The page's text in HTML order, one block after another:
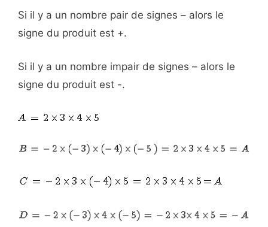
Si il y a un nombre pair de signes – alors le
signe du produit est +.
Si il y a un nombre impair de signes – alors le
signe du produit est -.